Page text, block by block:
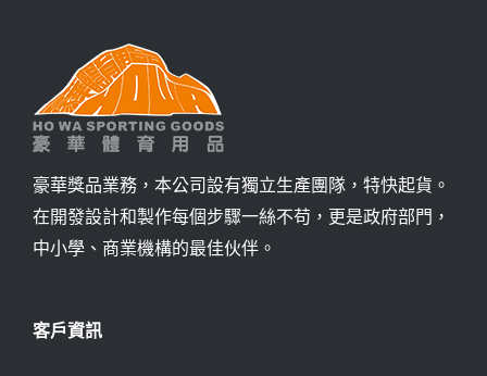
豪華獎品業務，本公司設有獨立生產團隊，特快起貨。
在開發設計和製作每個步驟一絲不苟，更是政府部門，
中小學、商業機構的最佳伙伴。
客戶資訊